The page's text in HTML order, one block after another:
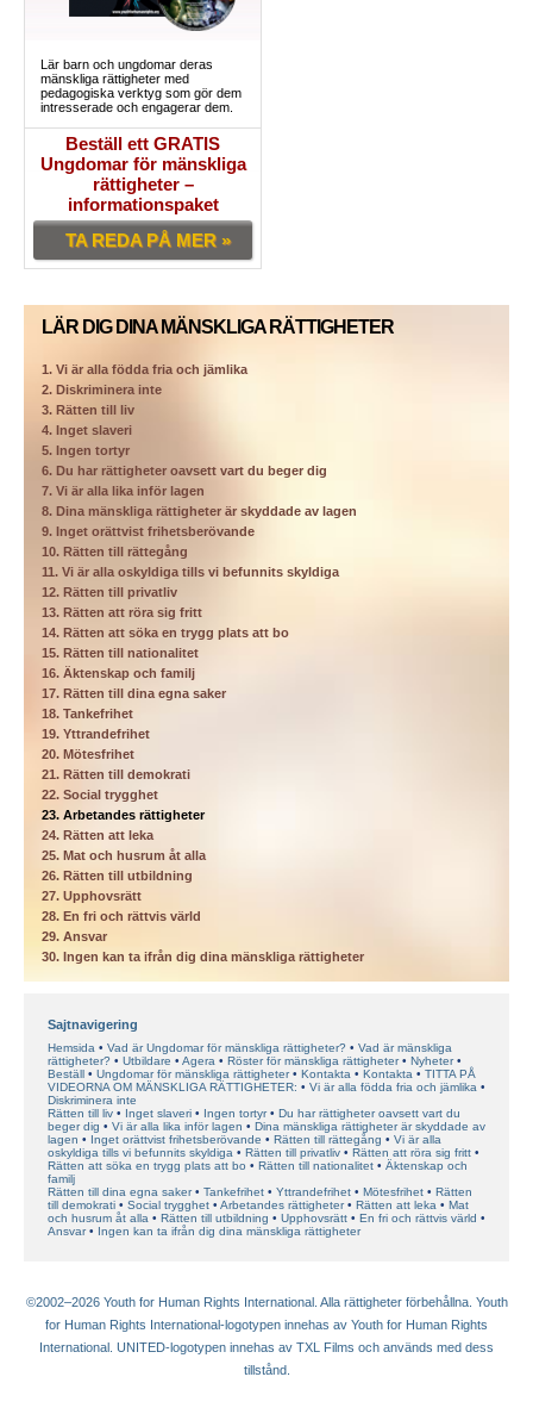
Lär barn och ungdomar deras
mänskliga rättigheter med
pedagogiska verktyg som gör dem
intresserade och engagerar dem.
Beställ ett GRATIS
Ungdomar för mänskliga
rättigheter –
informationspaket
TA REDA PÅ MER »
LÄR DIG DINA MÄNSKLIGA RÄTTIGHETER
1. Vi är alla födda fria och jämlika
2. Diskriminera inte
3. Rätten till liv
4. Inget slaveri
5. Ingen tortyr
6. Du har rättigheter oavsett vart du beger dig
7. Vi är alla lika inför lagen
8. Dina mänskliga rättigheter är skyddade av lagen
9. Inget orättvist frihetsberövande
10. Rätten till rättegång
11. Vi är alla oskyldiga tills vi befunnits skyldiga
12. Rätten till privatliv
13. Rätten att röra sig fritt
14. Rätten att söka en trygg plats att bo
15. Rätten till nationalitet
16. Äktenskap och familj
17. Rätten till dina egna saker
18. Tankefrihet
19. Yttrandefrihet
20. Mötesfrihet
21. Rätten till demokrati
22. Social trygghet
23. Arbetandes rättigheter
24. Rätten att leka
25. Mat och husrum åt alla
26. Rätten till utbildning
27. Upphovsrätt
28. En fri och rättvis värld
29. Ansvar
30. Ingen kan ta ifrån dig dina mänskliga rättigheter
Sajtnavigering
Hemsida Vad är Ungdomar för mänskliga rättigheter?
Vad är mänskliga
rättigheter?
Utbildare Agera Röster för mänskliga rättigheter
Nyheter
Beställ
Ungdomar för mänskliga rättigheter Kontakta Kontakta
TITTA PÅ
VIDEORNA OM MÄNSKLIGA RÄTTIGHETER:
Vi är alla födda fria och jämlika
Diskriminera inte
Rätten till liv
Inget slaveri Ingen tortyr
Du har rättigheter oavsett vart du
beger dig
Vi är alla lika inför lagen
Dina mänskliga rättigheter är skyddade av
lagen
Inget orättvist frihetsberövande Rätten till rättegång
Vi är alla
oskyldiga tills vi befunnits skyldiga
Rätten till privatliv
Rätten att röra sig fritt
Rätten att söka en trygg plats att bo
Rätten till nationalitet
Äktenskap och
familj
Rätten till dina egna saker
Tankefrihet Yttrandefrihet Mötesfrihet
Rätten
till demokrati
Social trygghet Arbetandes rättigheter Rätten att leka
Mat
och husrum åt alla
Rätten till utbildning Upphovsrätt
En fri och rättvis värld
Ansvar
Ingen kan ta ifrån dig dina mänskliga rättigheter
©2002–2026 Youth for Human Rights International. Alla rättigheter förbehållna. Youth
for Human Rights International-logotypen innehas av Youth for Human Rights
International. UNITED-logotypen innehas av TXL Films och används med dess
tillstånd.